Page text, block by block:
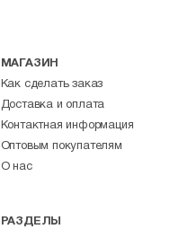
МАГАЗИН
Как сделать заказ
Доставка и оплата
Контактная информация
Оптовым покупателям
О нас
РАЗДЕЛЫ